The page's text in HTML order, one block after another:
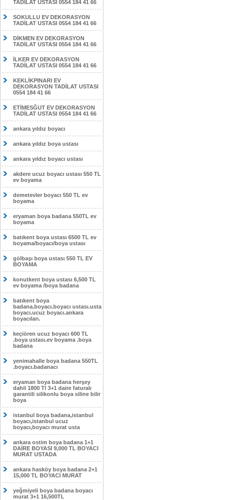
TADİLAT USTASI 0554 184 41 66
SOKULLU EV DEKORASYON
TADİLAT USTASI 0554 184 41 66
DİKMEN EV DEKORASYON
TADİLAT USTASI 0554 184 41 66
İLKER EV DEKORASYON
TADİLAT USTASI 0554 184 41 66
KEKLİKPINARI EV
DEKORASYON TADİLAT USTASI
0554 184 41 66
ETİMESĞUT EV DEKORASYON
TADİLAT USTASI 0554 184 41 66
ankara yıldız boyacı
ankara yıldız boya ustası
ankara yıldız boyacı ustası
akdere ucuz boyacı ustası 550 TL
ev boyama
demetevler boyacı 550 TL ev
boyama
eryaman boya badana 550TL ev
boyama
batıkent boya ustası 6500 TL ev
boyama/boyacı/boya ustası
gölbaşı boya ustası 550 TL EV
BOYAMA
konutkent boya ustası 6,500 TL
ev boyama /boya badana
batıkent boya
badana.boyacı.boyacı ustası.usta
boyacı.ucuz boyacı.ankara
boyacıları.
keçiören ucuz boyacı 600 TL
.boya ustası.ev boyama .boya
badana
yenimahalle boya badana 550TL
.boyacı.badanacı
eryaman boya badana herşey
dahil 1800 Tl 3+1 daire faturalı
garantili silikonlu boya siline bilir
boya
istanbul boya badana,istanbul
boyacı,istanbul ucuz
boyacı,boyacı murat usta
ankara ostim boya badana 1+1
DAİRE BOYASI 9,000 TL BOYACI
MURAT USTADA
ankara hasköy boya badana 2+1
15,000 TL BOYACI MURAT
yeğmiyeli boya badana boyacı
murat 3+1 16,500TL